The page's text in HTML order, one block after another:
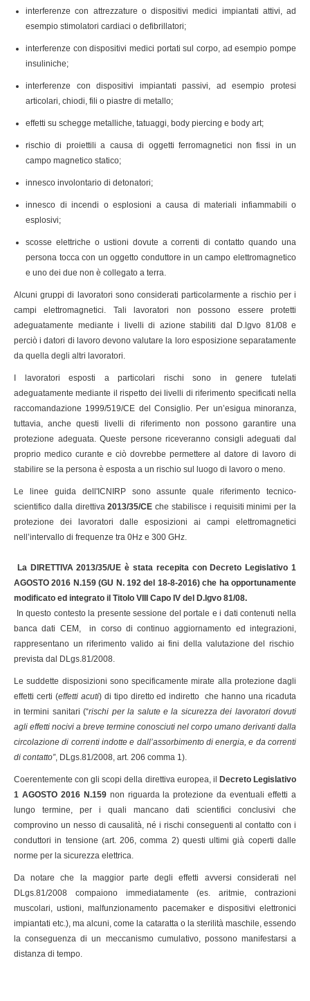
interferenze con attrezzature o dispositivi medici impiantati attivi, ad
esempio stimolatori cardiaci o defibrillatori;
interferenze con dispositivi medici portati sul corpo, ad esempio pompe
insuliniche;
interferenze con dispositivi impiantati passivi, ad esempio protesi
articolari, chiodi, fili o piastre di metallo;
effetti su schegge metalliche, tatuaggi, body piercing e body art;
rischio di proiettili a causa di oggetti ferromagnetici non fissi in un
campo magnetico statico;
innesco involontario di detonatori;
innesco di incendi o esplosioni a causa di materiali infiammabili o
esplosivi;
scosse elettriche o ustioni dovute a correnti di contatto quando una
persona tocca con un oggetto conduttore in un campo elettromagnetico
e uno dei due non è collegato a terra.
Alcuni gruppi di lavoratori sono considerati particolarmente a rischio per i
campi elettromagnetici. Tali lavoratori non possono essere protetti
adeguatamente mediante i livelli di azione stabiliti dal D.lgvo 81/08 e
perciò i datori di lavoro devono valutare la loro esposizione separatamente
da quella degli altri lavoratori.
I lavoratori esposti a particolari rischi sono in genere tutelati
adeguatamente mediante il rispetto dei livelli di riferimento specificati nella
raccomandazione 1999/519/CE del Consiglio. Per un’esigua minoranza,
tuttavia, anche questi livelli di riferimento non possono garantire una
protezione adeguata. Queste persone riceveranno consigli adeguati dal
proprio medico curante e ciò dovrebbe permettere al datore di lavoro di
stabilire se la persona è esposta a un rischio sul luogo di lavoro o meno.
Le linee guida dell'ICNIRP sono assunte quale riferimento tecnico-
scientifico dalla direttiva2013/35/CE che stabilisce i requisiti minimi per la
protezione dei lavoratori dalle esposizioni ai campi elettromagnetici
nell’intervallo di frequenze tra 0Hz e 300 GHz.
La DIRETTIVA 2013/35/UE è stata recepita con Decreto Legislativo 1
AGOSTO 2016 N.159 (GU N. 192 del 18-8-2016) che ha opportunamente
modificato ed integrato il Titolo VIII Capo IV del D.lgvo 81/08.
In questo contesto la presente sessione del portale e i dati contenuti nella
banca dati CEM, in corso di continuo aggiornamento ed integrazioni,
rappresentano un riferimento valido ai fini della valutazione del rischio
prevista dal DLgs.81/2008.
Le suddette disposizioni sono specificamente mirate alla protezione dagli
effetti certi (effetti acuti) di tipo diretto ed indiretto che hanno una ricaduta
in termini sanitari (“rischi per la salute e la sicurezza dei lavoratori dovuti
agli effetti nocivi a breve termine conosciuti nel corpo umano derivanti dalla
circolazione di correnti indotte e dall’assorbimento di energia, e da correnti
di contatto”, DLgs.81/2008, art. 206 comma 1).
Coerentemente con gli scopi della direttiva europea, il
Decreto Legislativo
1 AGOSTO 2016 N.159non riguarda la protezione da eventuali effetti a
lungo termine, per i quali mancano dati scientifici conclusivi che
comprovino un nesso di causalità, né i rischi conseguenti al contatto con i
conduttori in tensione (art. 206, comma 2) questi ultimi già coperti dalle
norme per la sicurezza elettrica.
Da notare che la maggior parte degli effetti avversi considerati nel
DLgs.81/2008 compaiono immediatamente (es. aritmie, contrazioni
muscolari, ustioni, malfunzionamento pacemaker e dispositivi elettronici
impiantati etc.), ma alcuni, come la cataratta o la sterilità maschile, essendo
la conseguenza di un meccanismo cumulativo, possono manifestarsi a
distanza di tempo.